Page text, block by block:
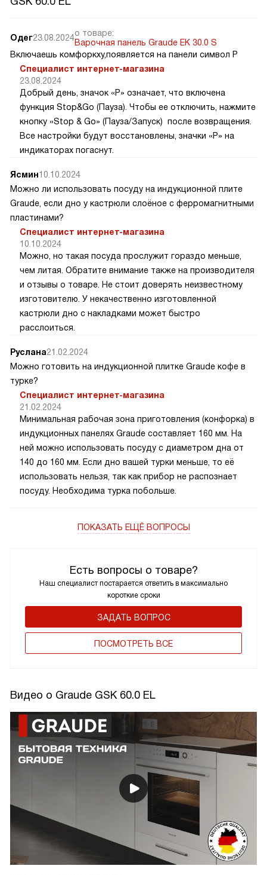
Есть вопросы о товаре?
Наш специалист постарается ответить в максимально
короткие сроки
ЗАДАТЬ ВОПРОС
ПОCМОТРЕТЬ ВСЕ
Одег23.08.2024о товаре:
Варочная панель Graude EK 30.0 S
Включаешь комфоркху,появляется на панели символ P
Специалист интернет-магазина
23.08.2024
Добрый день, значок «P» означает, что включена
функция Stop&Go (Пауза). Чтобы ее отключить, нажмите
кнопку «Stop & Go» (Пауза/Запуск) после возвращения.
Все настройки будут восстановлены, значки «Р» на
индикаторах погаснут.
Ясмин10.10.2024
Можно ли использовать посуду на индукционной плите
Graude, если дно у кастрюли слоёное с ферромагнитными
пластинами?
Специалист интернет-магазина
10.10.2024
Можно, но такая посуда прослужит гораздо меньше,
чем литая. Обратите внимание также на производителя
и отзывы о товаре. Не стоит доверять неизвестному
изготовителю. У некачественно изготовленной
кастрюли дно с накладками может быстро
расслоиться.
Руслана21.02.2024
Можно готовить на индукционной плитке Graude кофе в
турке?
Специалист интернет-магазина
21.02.2024
Минимальная рабочая зона приготовления (конфорка) в
индукционных панелях Graude составляет 160 мм. На
ней можно использовать посуду с диаметром дна от
140 до 160 мм. Если дно вашей турки меньше, то её
использовать нельзя, так как прибор не распознает
посуду. Необходима турка побольше.
ПОКАЗАТЬ ЕЩЁ ВОПРОСЫ
Видео о Graude GSK 60.0 EL